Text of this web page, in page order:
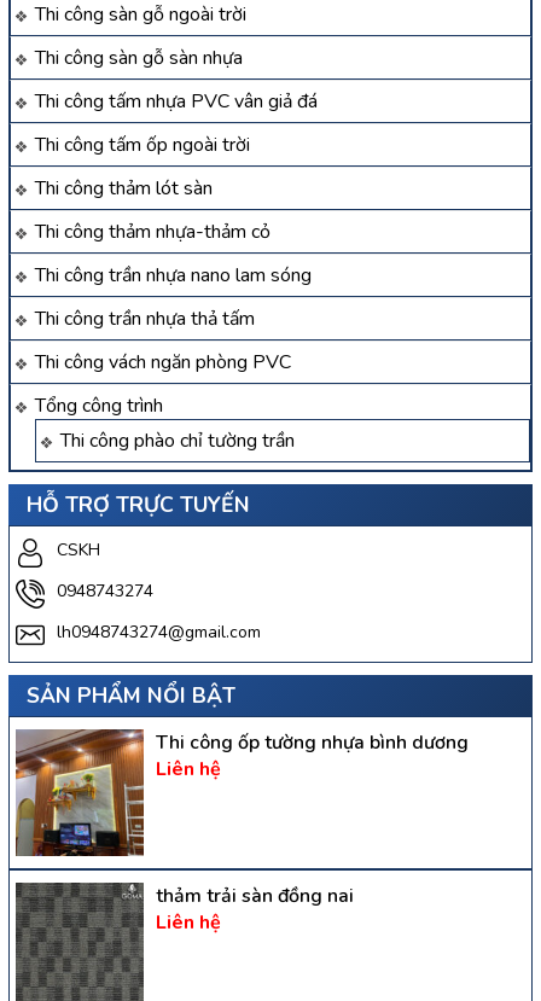
Thi công sàn gỗ ngoài trời
Thi công sàn gỗ sàn nhựa
Thi công tấm nhựa PVC vân giả đá
Thi công tấm ốp ngoài trời
Thi công thảm lót sàn
Thi công thảm nhựa-thảm cỏ
Thi công trần nhựa nano lam sóng
Thi công trần nhựa thả tấm
Thi công vách ngăn phòng PVC
Tổng công trình
Thi công phào chỉ tường trần
HỖ TRỢ TRỰC TUYẾN
CSKH
0948743274
lh0948743274@gmail.com
SẢN PHẨM NỔI BẬT
Thi công ốp tường nhựa bình dương
Liên hệ
thảm trải sàn đồng nai
Liên hệ